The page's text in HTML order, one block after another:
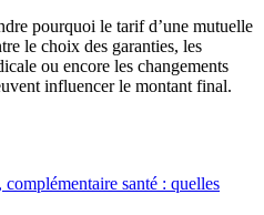
pourquoi le tarif d’une mutuelle
le choix des garanties, les
ou encore les changements
influencer le montant final.
santé : quelles